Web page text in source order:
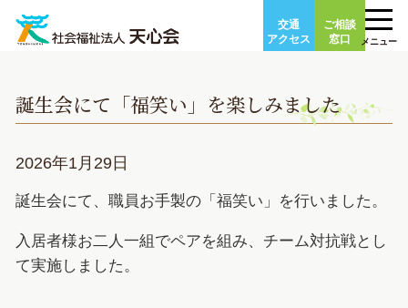
content
交通
アクセス
ご相談
窓口
メニュー
誕生会にて「福笑い」を楽しみました
2026年1月29日
誕生会にて、職員お手製の「福笑い」を行いました。
入居者様お二人一組でペアを組み、チーム対抗戦とし
て実施しました。